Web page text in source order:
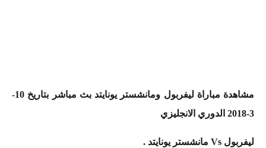
مشاهدة مباراة ليفربول ومانشستر يونايتد بث مباشر بتاريخ 10-
3-2018 الدوري الانجليزي
ليفربول Vs مانشستر يونايتد .